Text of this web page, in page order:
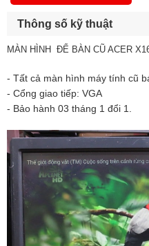
Thông số kỹ thuật
MÀN HÌNH ĐỂ BÀN CŨ ACER
- Tất cả màn hình máy tính cũ
- Cổng giao tiếp: VGA
- Bảo hành 03 tháng 1 đổi 1.